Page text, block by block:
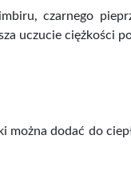
czarnego
uczucie ciężkości
można dodać do